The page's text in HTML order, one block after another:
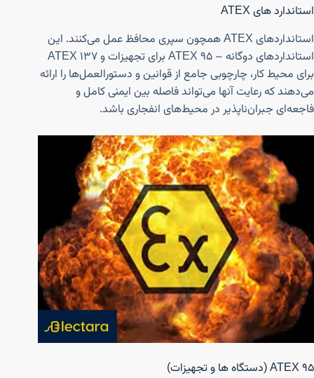
استاندارد های ATEX
استانداردهای ATEX همچون سپری محافظ عمل می‌کنند. این
استانداردهای دوگانه – ATEX 95 برای تجهیزات و ATEX 137
برای محیط کار، چارچوبی جامع از قوانین و دستورالعمل‌ها را ارائه
می‌دهند که رعایت آنها می‌تواند فاصله بین ایمنی کامل و
فاجعه‌ای جبران‌ناپذیر در محیط‌های انفجاری باشد.
ATEX 95 (دستگاه ها و تجهیزات)